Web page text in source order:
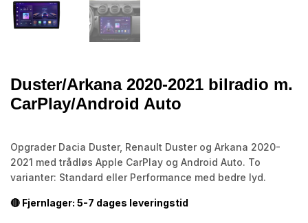
Duster/Arkana 2020-2021 bilradio m.
CarPlay/Android Auto
Opgrader Dacia Duster, Renault Duster og Arkana 2020-
2021 med trådløs Apple CarPlay og Android Auto. To
varianter: Standard eller Performance med bedre lyd.
🔴 Fjernlager: 5-7 dages leveringstid